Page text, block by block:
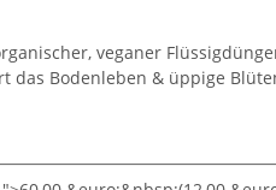
veganer
das Bodenleben & üppige